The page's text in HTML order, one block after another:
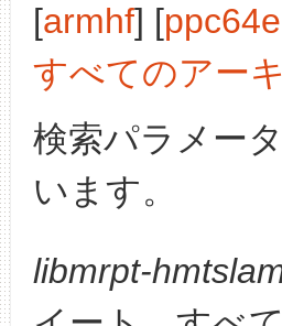
[armhf] [
すべてのアー
検索パラメー
います。
libmrpt-